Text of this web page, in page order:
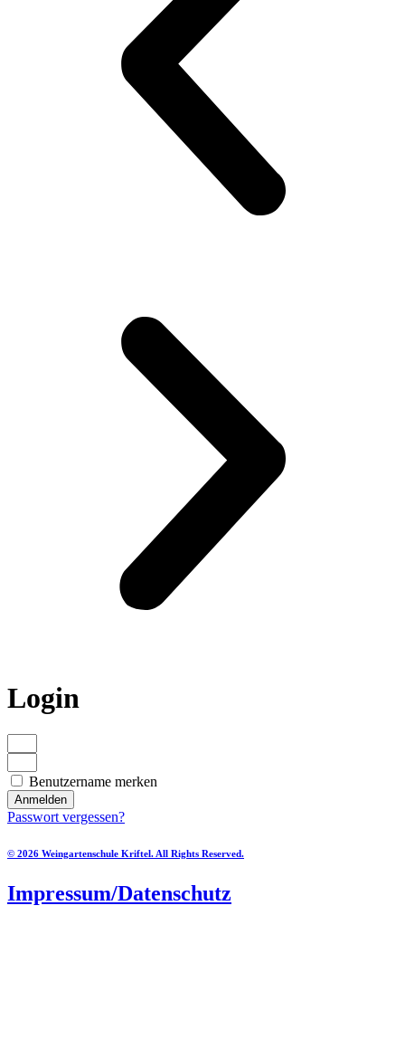
Login
Benutzername merken
Anmelden
Passwort vergessen?
© 2026 Weingartenschule Kriftel. All Rights Reserved.
Impressum/Datenschutz